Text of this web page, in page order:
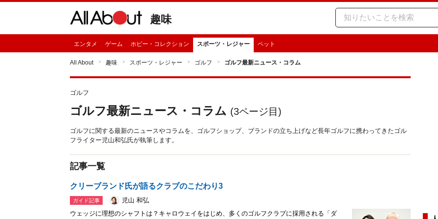
趣味
エンタメ ゲーム ホビー・コレクション スポーツ・レジャー ペット
All About 趣味 スポーツ・レジャー ゴルフ ゴルフ最新ニュース・コラム
ゴルフ
ゴルフ最新ニュース・コラム (3ページ目)
ゴルフに関する最新のニュースやコラムを、ゴルフショップ、ブランドの立ち上げなど長年ゴルフに携わってきたゴル
フライター児山和弘氏が執筆します。
記事一覧
クリーブランド氏が語るクラブのこだわり3
ガイド記事
児山 和弘
ウェッジに理想のシャフトは？キャロウェイをはじめ、多くのゴルフクラブに採用される「ダ